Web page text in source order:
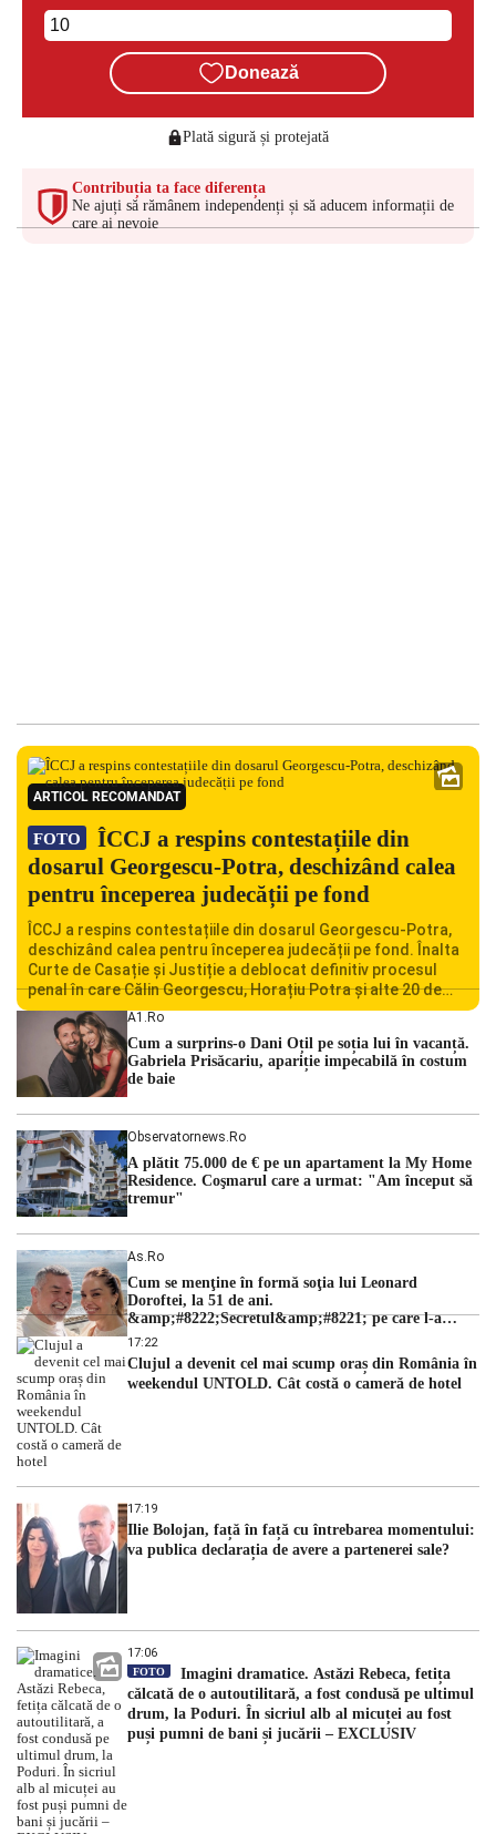
Donează
Plată sigură și protejată
Contribuția ta face diferența
Ne ajuți să rămânem independenți și să aducem informații de
care ai nevoie
ARTICOL RECOMANDAT
FOTO
ÎCCJ a respins contestațiile din
dosarul Georgescu-Potra, deschizând calea
pentru începerea judecății pe fond
ÎCCJ a respins contestațiile din dosarul Georgescu-Potra,
deschizând calea pentru începerea judecății pe fond. Înalta
Curte de Casație și Justiție a deblocat definitiv procesul
penal în care Călin Georgescu, Horațiu Potra și alte 20 de
persoane sunt acuzați de acțiuni îndreptate împotriva
ordinii constituționale. În ședința din camera preliminară,
judecătorii de la instanța supremă au […]
A1.ro
Cum a surprins-o Dani Oțil pe soția lui în vacanță.
Gabriela Prisăcariu, apariție impecabilă în costum
de baie
Observatornews.ro
A plătit 75.000 de € pe un apartament la My Home
Residence. Coşmarul care a urmat: "Am început să
tremur"
As.ro
Cum se menţine în formă soţia lui Leonard
Doroftei, la 51 de ani.
&amp;#8222;Secretul&amp;#8221; pe care l-a
dezvăluit
17:22
Clujul a devenit cel mai scump oraș din România în
weekendul UNTOLD. Cât costă o cameră de hotel
17:19
Ilie Bolojan, față în față cu întrebarea momentului:
va publica declarația de avere a partenerei sale?
17:06
FOTO
Imagini dramatice. Astăzi Rebeca, fetița
călcată de o autoutilitară, a fost condusă pe ultimul
drum, la Poduri. În sicriul alb al micuței au fost
puși pumni de bani și jucării – EXCLUSIV